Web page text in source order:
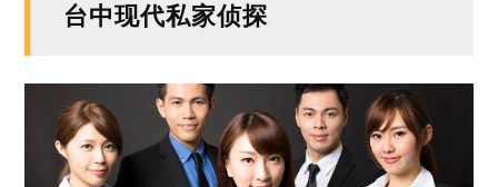
台中现代私家侦探